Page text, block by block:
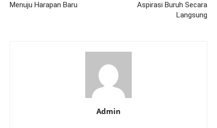
Menuju Harapan Baru
Aspirasi Buruh Secara
Langsung
Admin